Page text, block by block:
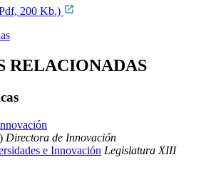
200 Kb.)
RELACIONADAS
Directora de Innovación
e Innovación Legislatura XIII